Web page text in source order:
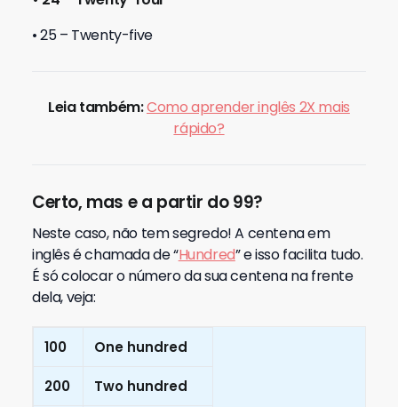
• 25 – Twenty-five
Leia também:Como aprender inglês 2X mais
rápido?
Certo, mas e a partir do 99?
Neste caso, não tem segredo! A centena em
inglês é chamada de “Hundred” e isso facilita tudo.
É só colocar o número da sua centena na frente
dela, veja:
100 One hundred
200 Two hundred